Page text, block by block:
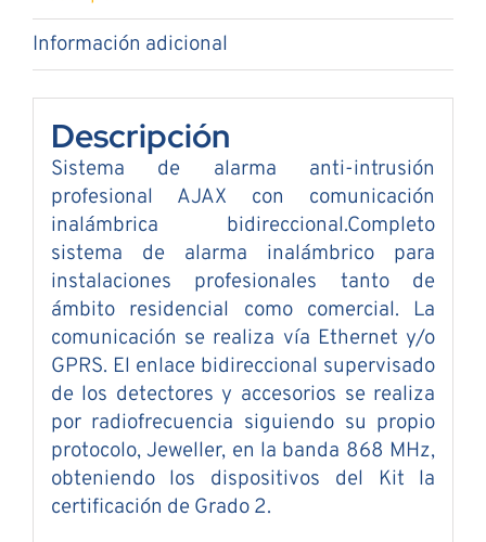
Teclado
Negro
cantidad
Información adicional
Descripción
Sistema de alarma anti-intrusión
profesional AJAX con comunicación
inalámbrica bidireccional.Completo
sistema de alarma inalámbrico para
instalaciones profesionales tanto de
ámbito residencial como comercial. La
comunicación se realiza vía Ethernet y/o
GPRS. El enlace bidireccional supervisado
de los detectores y accesorios se realiza
por radiofrecuencia siguiendo su propio
protocolo, Jeweller, en la banda 868 MHz,
obteniendo los dispositivos del Kit la
certificación de Grado 2.